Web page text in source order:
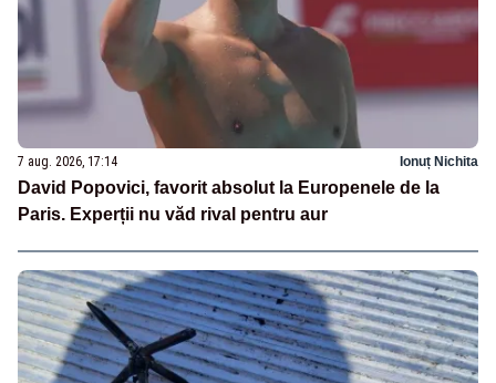
7 aug. 2026, 17:14 Ionuț Nichita
David Popovici, favorit absolut la Europenele de la
Paris. Experții nu văd rival pentru aur